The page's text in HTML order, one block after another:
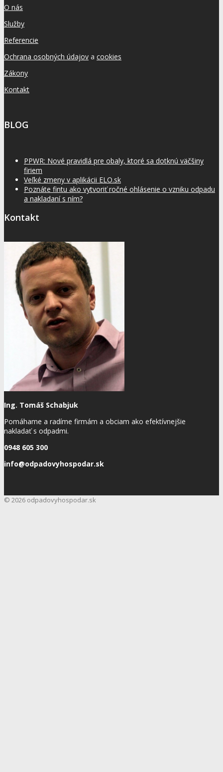
O nás
Služby
Referencie
Ochrana osobných údajov a cookies
Zákony
Kontakt
BLOG
PPWR: Nové pravidlá pre obaly, ktoré sa dotknú väčšiny
firiem
Veľké zmeny v aplikácii ELO.sk
Poznáte fintu ako vytvoriť ročné ohlásenie o vzniku odpadu
a nakladaní s ním?
Kontakt
Ing. Tomáš Schabjuk
Pomáhame a radíme firmám a obciam ako efektívnejšie
nakladať s odpadmi.
0948 605 300
info@odpadovyhospodar.sk
© 2026 odpadovyhospodar.sk